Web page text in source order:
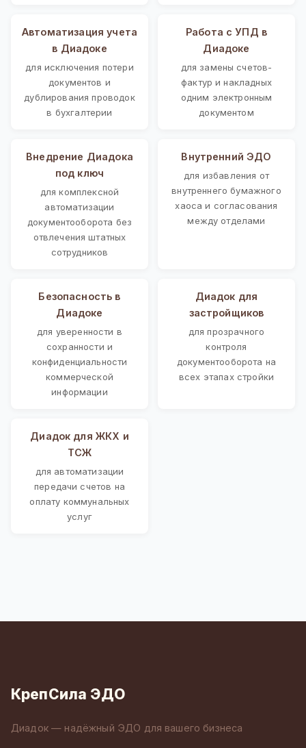
Автоматизация учета
в Диадоке
для исключения потери
документов и
дублирования проводок
в бухгалтерии
Работа с УПД в
Диадоке
для замены счетов-
фактур и накладных
одним электронным
документом
Внедрение Диадока
под ключ
для комплексной
автоматизации
документооборота без
отвлечения штатных
сотрудников
Внутренний ЭДО
для избавления от
внутреннего бумажного
хаоса и согласования
между отделами
Безопасность в
Диадоке
для уверенности в
сохранности и
конфиденциальности
коммерческой
информации
Диадок для
застройщиков
для прозрачного
контроля
документооборота на
всех этапах стройки
Диадок для ЖКХ и
ТСЖ
для автоматизации
передачи счетов на
оплату коммунальных
услуг
КрепСила ЭДО
Диадок — надёжный ЭДО для вашего бизнеса